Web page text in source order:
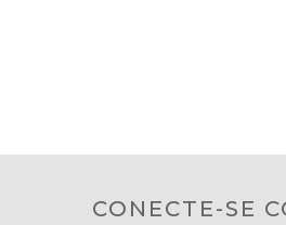
CONECTE-SE